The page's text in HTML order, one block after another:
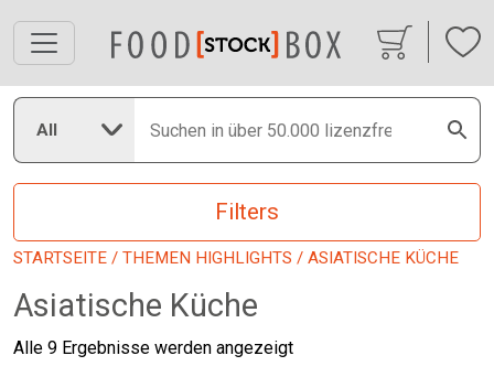
All
Filters
STARTSEITE / THEMEN HIGHLIGHTS / ASIATISCHE KÜCHE
Asiatische Küche
Alle 9 Ergebnisse werden angezeigtNach